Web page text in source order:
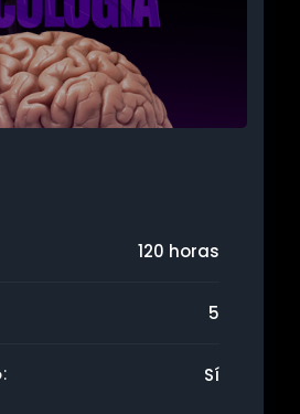
120 horas
5
Sí